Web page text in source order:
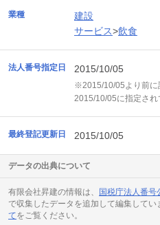
業種
建設
サービス>飲食
法人番号指定日 2015/10/05
※2015/10/05より前に
2015/10/05に指定され
最終登記更新日 2015/10/05
データの出典について
有限会社昇建の情報は、 国税庁法人番号
で収集したデータを追加して編集してい
てをご覧ください。